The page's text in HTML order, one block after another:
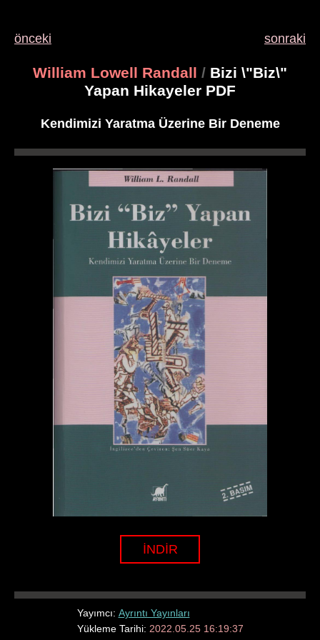
önceki sonraki
William Lowell Randall / Bizi \"Biz\"
Yapan Hikayeler PDF
Kendimizi Yaratma Üzerine Bir Deneme
İNDİR
Yayımcı: Ayrıntı Yayınları
Yükleme Tarihi: 2022.05.25 16:19:37